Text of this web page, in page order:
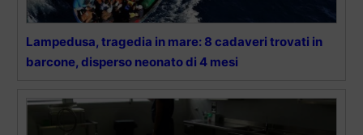
Lampedusa, tragedia in mare: 8 cadaveri trovati in
barcone, disperso neonato di 4 mesi